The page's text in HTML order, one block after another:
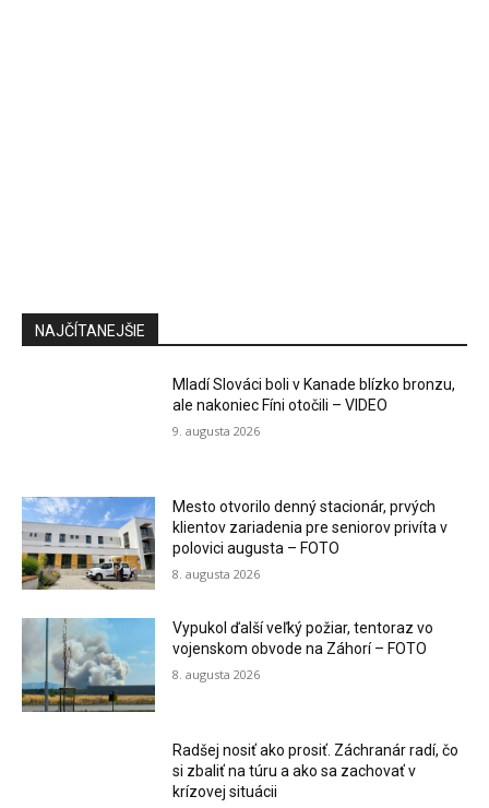
NAJČÍTANEJŠIE
Mladí Slováci boli v Kanade blízko bronzu,
ale nakoniec Fíni otočili – VIDEO
9. augusta 2026
Mesto otvorilo denný stacionár, prvých
klientov zariadenia pre seniorov privíta v
polovici augusta – FOTO
8. augusta 2026
Vypukol ďalší veľký požiar, tentoraz vo
vojenskom obvode na Záhorí – FOTO
8. augusta 2026
Radšej nosiť ako prosiť. Záchranár radí, čo
si zbaliť na túru a ako sa zachovať v
krízovej situácii